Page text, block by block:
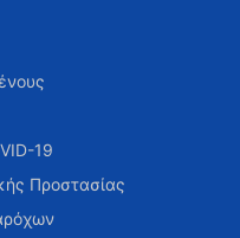
19
Προστασίας